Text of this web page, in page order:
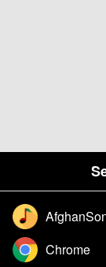
Chrome
Designed and